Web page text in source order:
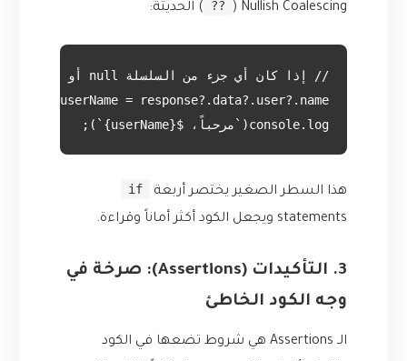
Nullish Coalescing (
?? ) الحديثة:
console.log(`مرحباً، ${userName}`);
هذا السطر الصغير يختصر أربعة if
statements ويجعل الكود أكثر أماناً وقراءة.
3. التأكيدات (Assertions): صرخة في
وجه الكود الخاطئ
الـ Assertions هي شروط تضعها في الكود